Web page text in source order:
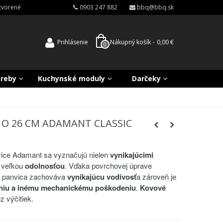
0903 247 882 bbq@bbq.sk
Prihlásenie 0 Nákupný košík - 0,00 €
Kuchynské moduly Darčeky
26 CM ADAMANT CLASSIC
Adamant sa vyznačujú nielenvynikajúcimi
odolnosťou. Vďaka povrchovej úprave
panvica zachovávavynikajúcu vodivosťa zároveň je
a inému mechanickému poškodeniu. Kovové
výčitiek.